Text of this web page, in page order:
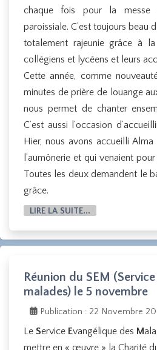
chaque fois pour la messe
paroissiale. C’est toujours beau
totalement rajeunie grâce à
collégiens et lycéens et leurs
Cette année, comme
minutes de prière de louange
nous permet de chanter
C’est aussi l’occasion
Hier, nous avons accueilli
l’aumônerie et qui venaient
Toutes les deux demandent le
grâce.
LIRE LA SUITE...
Réunion du SEM
malades) le 5 novembre
Publication : 22 Novembre
Le Service Evangélique des M
mettre en « œuvre » la Charité